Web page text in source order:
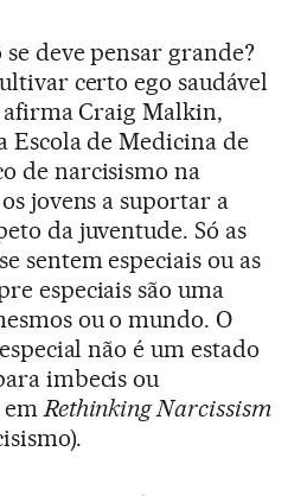
deve pensar grande?
certo ego saudável
afirma Craig Malkin,
Escola de Medicina de
de narcisismo na
jovens a suportar a
da juventude. Só as
sentem especiais ou as
especiais são uma
ou o mundo. O
não é um estado
imbecis ou
Rethinking Narcissism